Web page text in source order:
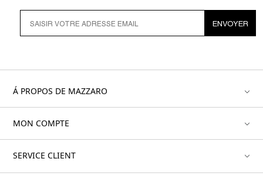
ENVOYER
Á PROPOS DE MAZZARO
MON COMPTE
SERVICE CLIENT